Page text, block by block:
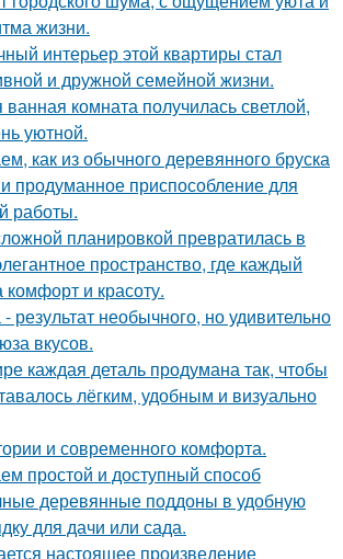
жизни.
интерьер этой квартиры стал
и дружной семейной жизни.
комната получилась светлой,
уютной.
как из обычного деревянного бруска
продуманное приспособление для
работы.
планировкой превратилась в
пространство, где каждый
комфорт и красоту.
результат необычного, но удивительно
вкусов.
каждая деталь продумана так, чтобы
лёгким, удобным и визуально
и современного комфорта.
простой и доступный способ
деревянные поддоны в удобную
для дачи или сада.
настоящее произведение